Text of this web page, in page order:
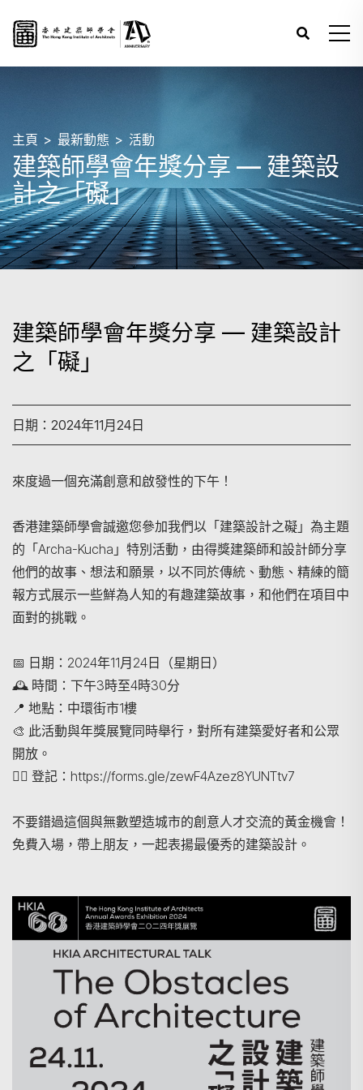
主頁 最新動態 活動
建築師學會年獎分享 — 建築設
計之「礙」
建築師學會年獎分享 — 建築設計
之「礙」
日期：2024年11月24日
來度過一個充滿創意和啟發性的下午！
香港建築師學會誠邀您參加我們以「建築設計之礙」為主題
的「Archa-Kucha」特別活動，由得獎建築師和設計師分享
他們的故事、想法和願景，以不同於傳統、動態、精練的簡
報方式展示一些鮮為人知的有趣建築故事，和他們在項目中
面對的挑戰。
📅 日期：2024年11月24日（星期日）
🕰️ 時間：下午3時至4時30分
📍 地點：中環街市1樓
🎨 此活動與年獎展覽同時舉行，對所有建築愛好者和公眾
開放。
👉🏻 登記：https://forms.gle/zewF4Azez8YUNTtv7
不要錯過這個與無數塑造城市的創意人才交流的黃金機會！
免費入場，帶上朋友，一起表揚最優秀的建築設計。